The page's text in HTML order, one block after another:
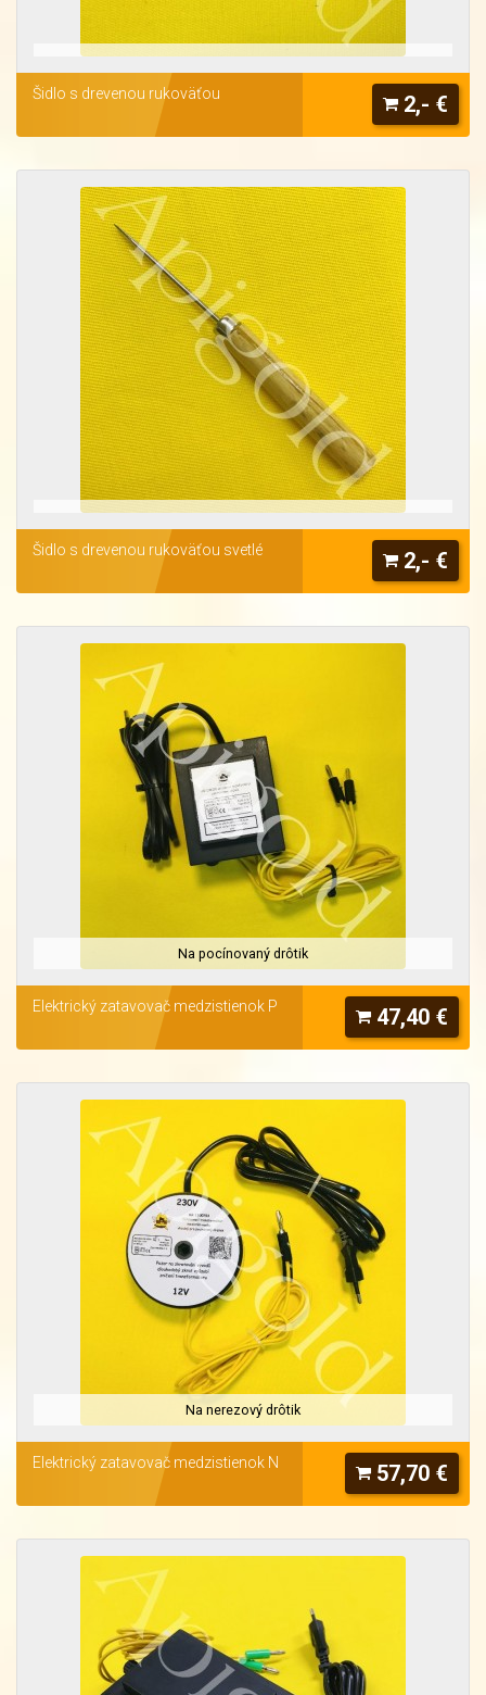
2,- €
Šidlo s drevenou rukoväťou
2,- €
Šidlo s drevenou rukoväťou svetlé
Na pocínovaný drôtik
47,40 €
Elektrický zatavovač medzistienok P
Na nerezový drôtik
57,70 €
Elektrický zatavovač medzistienok N